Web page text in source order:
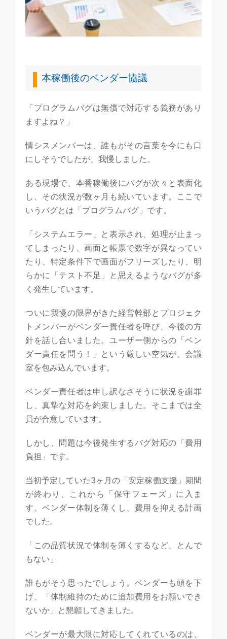
本稼働後のベンダー協議
「プログラムバグは無償で対応する義務があり
ますよね？」
情シスメンバーは、誰もがその言葉を今にも口
にしそうでしたが、我慢しました。
ある現場で、本番稼働後にバグが次々と表面化
し、その状況が数ヶ月も続いています。ここで
いうバグとは「プログラムバグ」です。
「システムエラー」と表示され、処理が止まっ
てしまったり、画面と帳票で数字が異なってい
たり、特定条件下で画面がフリーズしたり、明
らかに「テスト不足」と思えるようなバグが多
く発生しています。
ついに我慢の限界がきた経営幹部とプロジェク
トメンバーがベンダー責任者を呼び、今後の方
針を話し合いました。ユーザー側からの「ベン
ダー責任を問う！」という厳しい空気が、会議
室を包み込んでいます。
ベンダー責任者は申し訳なさそうに状況を謝罪
し、真摯な対応を約束しました。そこまでは全
員が合意しています。
しかし、問題は今後発生するバグ対応の「費用
負担」です。
当初予定していた3ヶ月の「安定稼働支援」期間
が終わり、これから「保守フェーズ」に入ま
す。ベンダー体制を薄くし、費用を抑える計画
でした。
「この品質状況で体制を薄くするなど、とんで
もない」
誰もがそう思ったでしょう。ベンダーも頭を下
げ、「体制維持のために追加費用をお願いでき
ないか」と懇願してきました。
ベンダーが最大限に対応してくれているのは、